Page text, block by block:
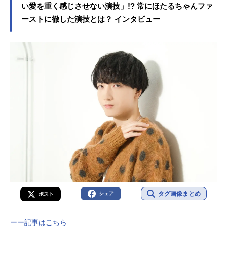
い愛を重く感じさせない演技」!? 常にほたるちゃんファ
ーストに徹した演技とは？ インタビュー
ポスト シェア タグ画像まとめ
ーー記事はこちら